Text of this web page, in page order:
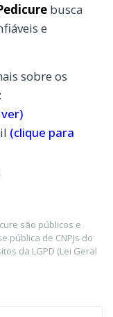
busca
e
sobre os
(clique para
são públicos e
pública de CNPJs do
da LGPD (Lei Geral